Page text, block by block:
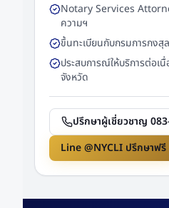
Notary Services
ความฯ
ขึ้นทะเบียนกับกรมการกงสุ
ประสบการณ์ให้บริการต่อเ
จังหวัด
ปรึกษาผู้เชี่ยวชาญ
Line @NYCLI ปรึกษาฟรี